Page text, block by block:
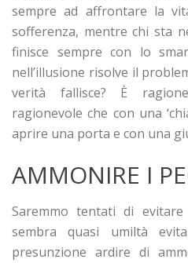
sempre ad affrontare la
sofferenza, mentre chi sta
finisce sempre con lo
nell’illusione risolve il
verità fallisce? È
ragionevole che con una
aprire una porta e con una
AMMONIRE I
Saremmo tentati di evitare
sembra quasi umiltà
presunzione ardire di